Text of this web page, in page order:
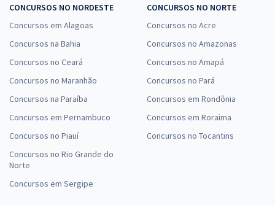
CONCURSOS NO NORDESTE
Concursos em Alagoas
Concursos na Bahia
Concursos no Ceará
Concursos no Maranhão
Concursos na Paraíba
Concursos em Pernambuco
Concursos no Piauí
Concursos no Rio Grande do
Norte
Concursos em Sergipe
CONCURSOS NO NORTE
Concursos no Acre
Concursos no Amazonas
Concursos no Amapá
Concursos no Pará
Concursos em Rondônia
Concursos em Roraima
Concursos no Tocantins